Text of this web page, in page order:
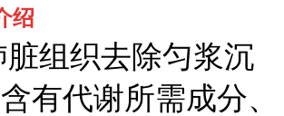
绍
脏组织去除匀浆沉
有代谢所需成分、